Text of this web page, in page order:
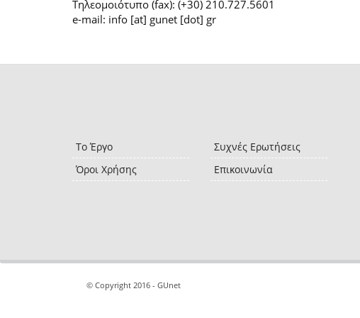
Τηλεομοιότυπο (fax): (+30) 210.727.5601
e-mail: info [at] gunet [dot] gr
Το Έργο
Όροι Χρήσης
Συχνές Ερωτήσεις
Επικοινωνία
© Copyright 2016 - GUnet